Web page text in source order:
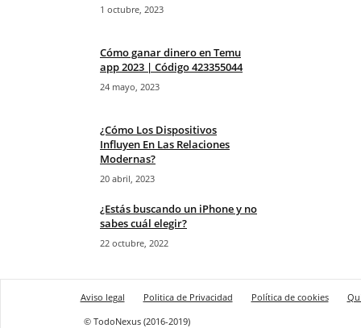
1 octubre, 2023
Cómo ganar dinero en Temu
app 2023 | Código 423355044
24 mayo, 2023
¿Cómo Los Dispositivos
Influyen En Las Relaciones
Modernas?
20 abril, 2023
¿Estás buscando un iPhone y no
sabes cuál elegir?
22 octubre, 2022
Aviso legal Politica de Privacidad Política de cookies
© TodoNexus (2016-2019)